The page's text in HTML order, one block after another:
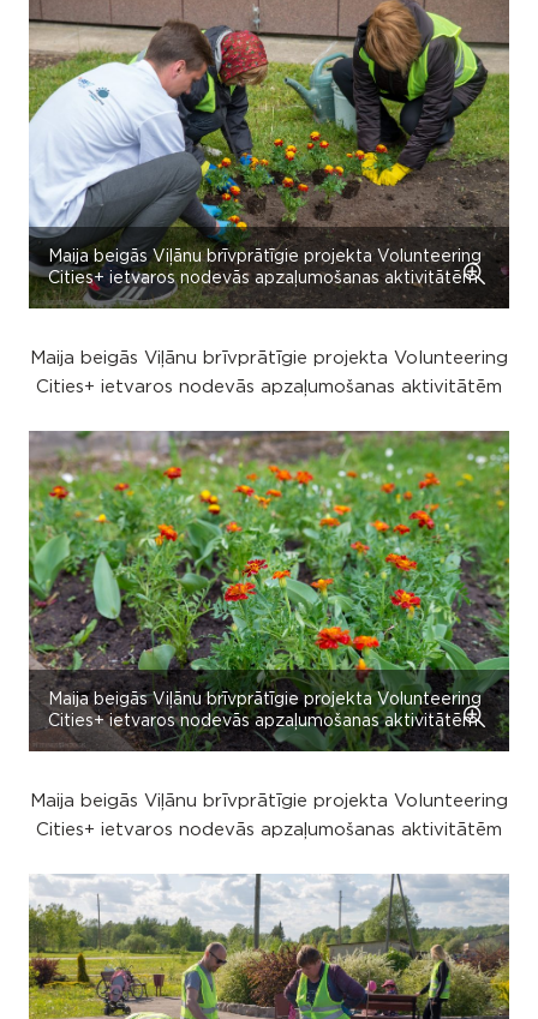
Maija beigās Viļānu brīvprātīgie projekta Volunteering
Cities+ ietvaros nodevās apzaļumošanas aktivitātēm
Maija beigās Viļānu brīvprātīgie projekta Volunteering
Cities+ ietvaros nodevās apzaļumošanas aktivitātēm
Maija beigās Viļānu brīvprātīgie projekta Volunteering
Cities+ ietvaros nodevās apzaļumošanas aktivitātēm
Maija beigās Viļānu brīvprātīgie projekta Volunteering
Cities+ ietvaros nodevās apzaļumošanas aktivitātēm